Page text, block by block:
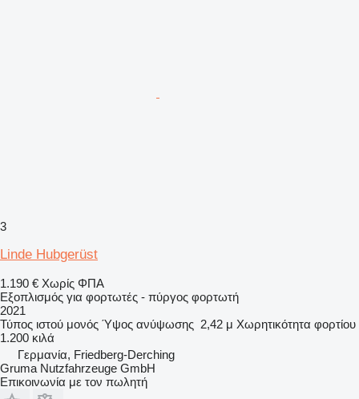
3
Linde Hubgerüst
1.190 € Χωρίς ΦΠΑ
Εξοπλισμός για φορτωτές - πύργος φορτωτή
2021
Τύπος ιστού μονός Ύψος ανύψωσης 2,42 μ Χωρητικότητα φορτίου
1.200 κιλά
Γερμανία, Friedberg-Derching
Gruma Nutzfahrzeuge GmbH
Επικοινωνία με τον πωλητή